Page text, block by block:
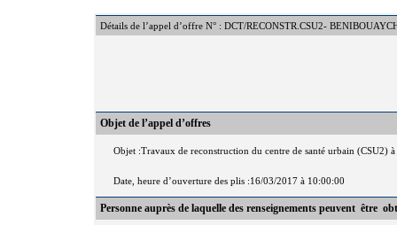
Détails de l’appel d’offre N° : DCT/RECONSTR.CSU2-
Objet de l’appel d’offres
Objet :Travaux de reconstruction du centre de santé urbain (CSU2)
Date, heure d’ouverture des plis :16/03/2017 à 10:00:00
Personne auprès de laquelle des renseignements peuvent être